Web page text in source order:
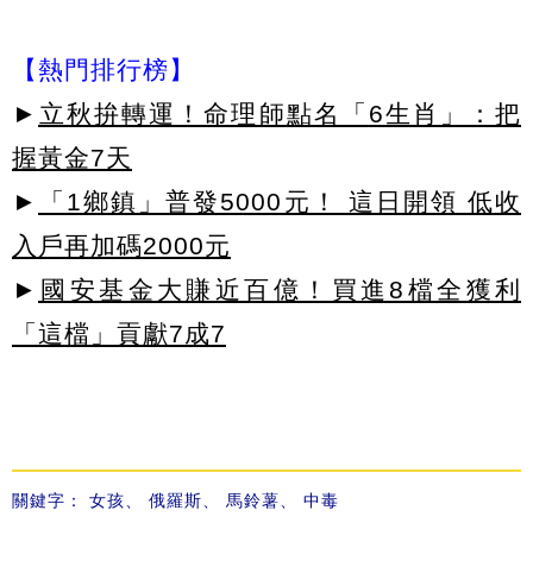
【熱門排行榜】
► 立秋拚轉運！命理師點名「6生肖」：把
握黃金7天
►
「1鄉鎮」普發5000元！ 這日開領 低收
入戶再加碼2000元
► 國安基金大賺近百億！買進8檔全獲利
「這檔」貢獻7成7
關鍵字： 女孩 俄羅斯 馬鈴薯 中毒